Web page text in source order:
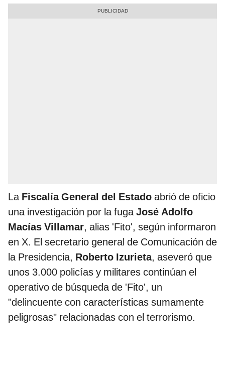
La Fiscalía General del Estado abrió de oficio
una investigación por la fugaJosé Adolfo
Macías Villamar, alias 'Fito', según informaron
en X. El secretario general de Comunicación de
la Presidencia, Roberto Izurieta, aseveró que
unos 3.000 policías y militares continúan el
operativo de búsqueda de 'Fito', un
"delincuente con características sumamente
peligrosas" relacionadas con el terrorismo.